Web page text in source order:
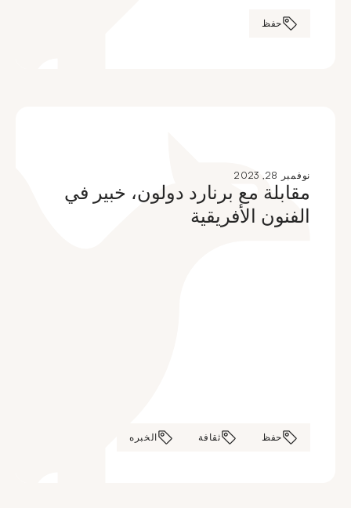
حفظ
نوفمبر 28, 2023
مقابلة مع برنارد دولون، خبير في
الفنون الأفريقية
حفظ ثقافة الخبره